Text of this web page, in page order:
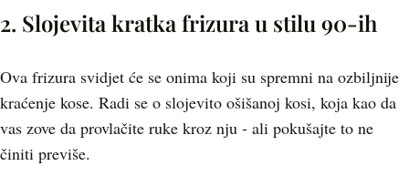
2. Slojevita kratka frizura u stilu 90-ih
Ova frizura svidjet će se onima koji su spremni na ozbiljnije
kraćenje kose. Radi se o slojevito ošišanoj kosi, koja kao da
vas zove da provlačite ruke kroz nju - ali pokušajte to ne
činiti previše.